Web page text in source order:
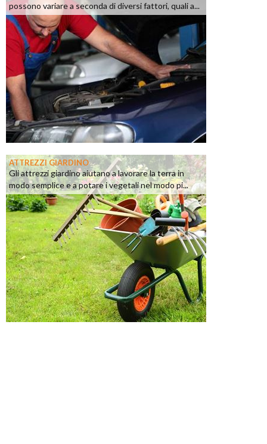
possono variare a seconda di diversi fattori, quali a...
ATTREZZI GIARDINO
Gli attrezzi giardino aiutano a lavorare la terra in
modo semplice e a potare i vegetali nel modo pi...